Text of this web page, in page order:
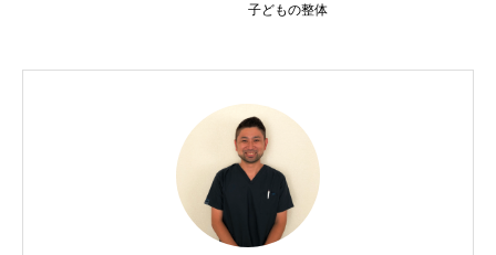
子どもの整体